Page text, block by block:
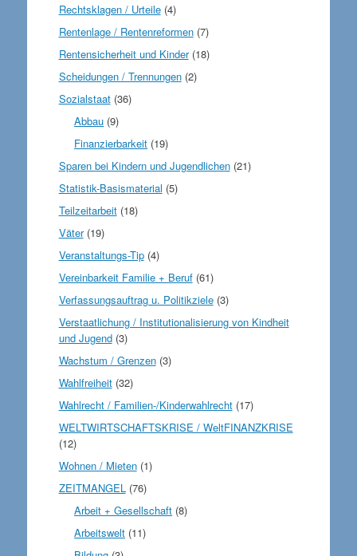
Rechtsklagen / Urteile(4)
Rentenlage / Rentenreformen(7)
Rentensicherheit und Kinder(18)
Scheidungen / Trennungen(2)
Sozialstaat(36)
Abbau (9)
Finanzierbarkeit (19)
Sparen bei Kindern und Jugendlichen(21)
Statistik-Basismaterial (5)
Teilzeitarbeit(18)
Väter(19)
Veranstaltungs-Tip(4)
Vereinbarkeit Familie + Beruf(61)
Verfassungsauftrag u. Politikziele(3)
Verstaatlichung / Institutionalisierung von Kindheit
und Jugend(3)
Wachstum / Grenzen(3)
Wahlfreiheit(32)
Wahlrecht / Familien-/Kinderwahlrecht(17)
WELTWIRTSCHAFTSKRISE / WeltFINANZKRISE
(12)
Wohnen / Mieten(1)
ZEITMANGEL(76)
Arbeit + Gesellschaft (8)
Arbeitswelt (11)